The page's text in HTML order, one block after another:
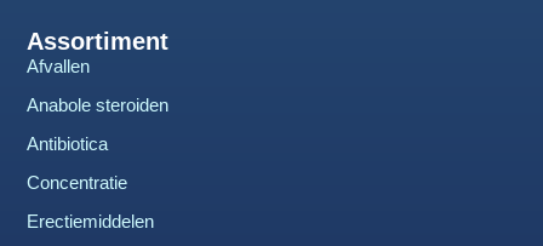
Assortiment
Afvallen
Anabole steroiden
Antibiotica
Concentratie
Erectiemiddelen